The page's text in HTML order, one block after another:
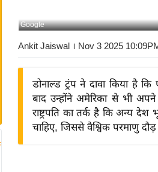
Google
Ankit Jaiswal । Nov 3 2025
डोनाल्ड ट्रंप ने दावा किया है
बाद उन्होंने अमेरिका से भी
राष्ट्रपति का तर्क है कि अन्य
चाहिए, जिससे वैश्विक परमाणु